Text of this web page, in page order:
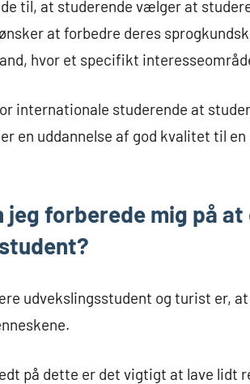
til, at studerende vælger at
at forbedre deres
hvor et specifikt
internationale studerende at
en uddannelse af god kvalitet til
jeg forberede mig på
udvekslingsstudent og turist er,
på dette er det vigtigt at lave lidt